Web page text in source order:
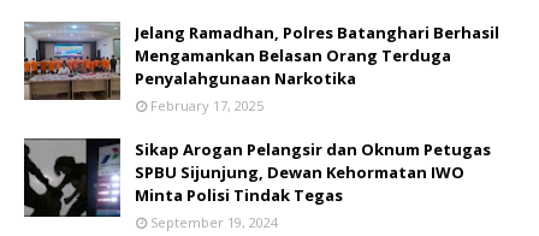
Jelang Ramadhan, Polres Batanghari Berhasil
Mengamankan Belasan Orang Terduga
Penyalahgunaan Narkotika
February 17, 2025
Sikap Arogan Pelangsir dan Oknum Petugas
SPBU Sijunjung, Dewan Kehormatan IWO
Minta Polisi Tindak Tegas
September 19, 2024